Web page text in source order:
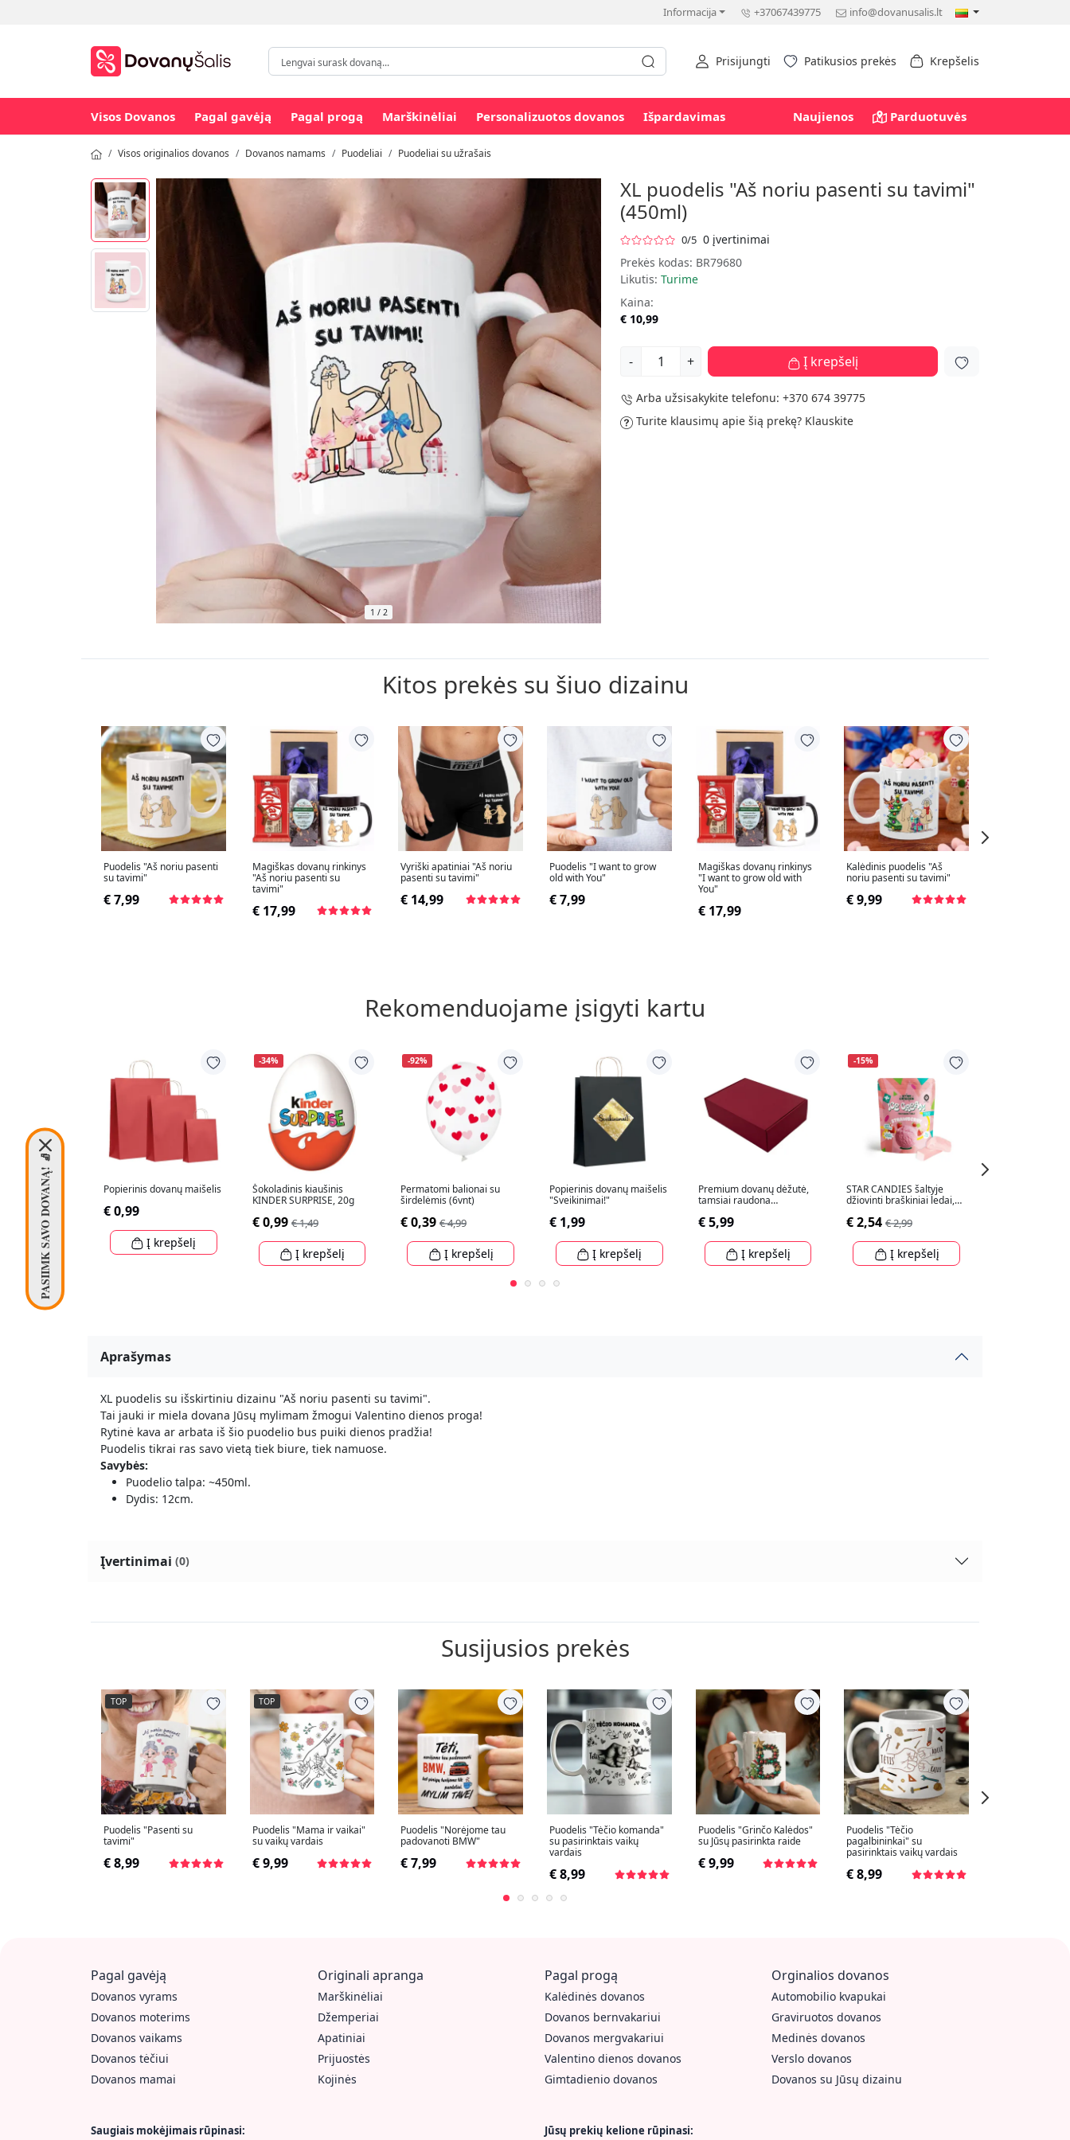
Informacija +37067439775 info@dovanusalis.lt
Prisijungti Patikusios prekės Krepšelis
Visos Dovanos Pagal gavėją Pagal progą Marškinėliai Personalizuotos dovanos Išpardavimas Naujienos Parduotuvės
Visos originalios dovanos Dovanos namams Puodeliai Puodeliai su užrašais
1 / 2
XL puodelis "Aš noriu pasenti su tavimi"
(450ml)
0/5 0 įvertinimai
Prekės kodas: BR79680
Likutis: Turime
Kaina:
€ 10,99
- + Į krepšelį
Arba užsisakykite telefonu: +370 674 39775
Turite klausimų apie šią prekę? Klauskite
Kitos prekės su šiuo dizainu
Puodelis "Aš noriu pasenti
su tavimi"
€ 7,99
Magiškas dovanų rinkinys
"Aš noriu pasenti su
tavimi"
€ 17,99
Vyriški apatiniai "Aš noriu
pasenti su tavimi"
€ 14,99
Puodelis "I want to grow
old with You"
€ 7,99
Magiškas dovanų rinkinys
"I want to grow old with
You"
€ 17,99
Kalėdinis puodelis "Aš
noriu pasenti su tavimi"
€ 9,99
Rekomenduojame įsigyti kartu
Popierinis dovanų maišelis
€ 0,99
Į krepšelį
-34%
Šokoladinis kiaušinis
KINDER SURPRISE, 20g
€ 0,99 € 1,49
Į krepšelį
-92%
Permatomi balionai su
širdelėmis (6vnt)
€ 0,39 € 4,99
Į krepšelį
Popierinis dovanų maišelis
"Sveikinimai!"
€ 1,99
Į krepšelį
Premium dovanų dėžutė,
tamsiai raudona
€ 5,99
Į krepšelį
-15%
STAR CANDIES šaltyje
džiovinti braškiniai ledai,
€ 2,54 € 2,99
Į krepšelį
Aprašymas
XL puodelis su išskirtiniu dizainu "Aš noriu pasenti su tavimi".
Tai jauki ir miela dovana Jūsų mylimam žmogui Valentino dienos proga!
Rytinė kava ar arbata iš šio puodelio bus puiki dienos pradžia!
Puodelis tikrai ras savo vietą tiek biure, tiek namuose.
Savybės:
Puodelio talpa: ~450ml.
Dydis: 12cm.
Įvertinimai (0)
Susijusios prekės
TOP
Puodelis "Pasenti su
tavimi"
€ 8,99
TOP
Puodelis "Mama ir vaikai"
su vaikų vardais
€ 9,99
Puodelis "Norėjome tau
padovanoti BMW"
€ 7,99
Puodelis "Tėčio komanda"
su pasirinktais vaikų
vardais
€ 8,99
Puodelis "Grinčo Kalėdos"
su Jūsų pasirinkta raide
€ 9,99
Puodelis "Tėčio
pagalbininkai" su
pasirinktais vaikų vardais
€ 8,99
Pagal gavėją
Dovanos vyrams
Dovanos moterims
Dovanos vaikams
Dovanos tėčiui
Dovanos mamai
Originali apranga
Marškinėliai
Džemperiai
Apatiniai
Prijuostės
Kojinės
Pagal progą
Kalėdinės dovanos
Dovanos bernvakariui
Dovanos mergvakariui
Valentino dienos dovanos
Gimtadienio dovanos
Orginalios dovanos
Automobilio kvapukai
Graviruotos dovanos
Medinės dovanos
Verslo dovanos
Dovanos su Jūsų dizainu
Saugiais mokėjimais rūpinasi: Jūsų prekių kelione rūpinasi:
PASIIMK SAVO DOVANĄ! 🧦